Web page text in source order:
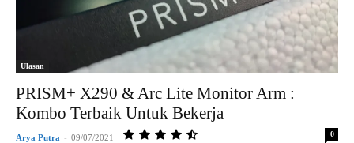
Ulasan
PRISM+ X290 & Arc Lite Monitor Arm :
Kombo Terbaik Untuk Bekerja
Arya Putra - 09/07/2021 0